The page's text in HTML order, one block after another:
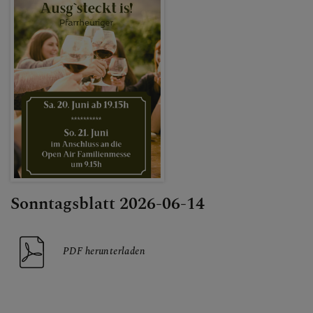
Sonntagsblatt 2026-06-14
PDF herunterladen